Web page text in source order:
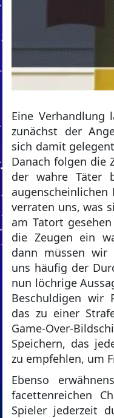
Eine
zunächst der
sich damit
Danach folgen die
der wahre Täter
verraten uns, was
am Tatort
die Zeugen ein
dann müssen wir
uns häufig der
nun löchrige
Beschuldigen wir
das zu einer
Game-Over-
Speichern, das
zu empfehlen, um
Ebenso
facettenreichen
Spieler jederzeit